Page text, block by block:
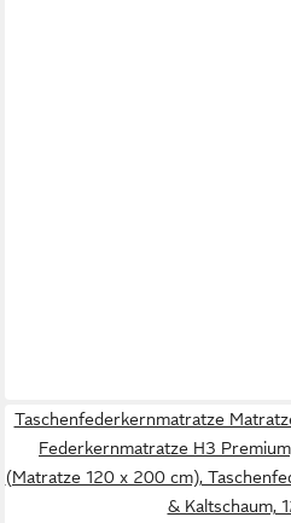
Taschenfederkernmatratze
Federkernmatratze H3
(Matratze 120 x 200 cm),
& Kaltschaum,